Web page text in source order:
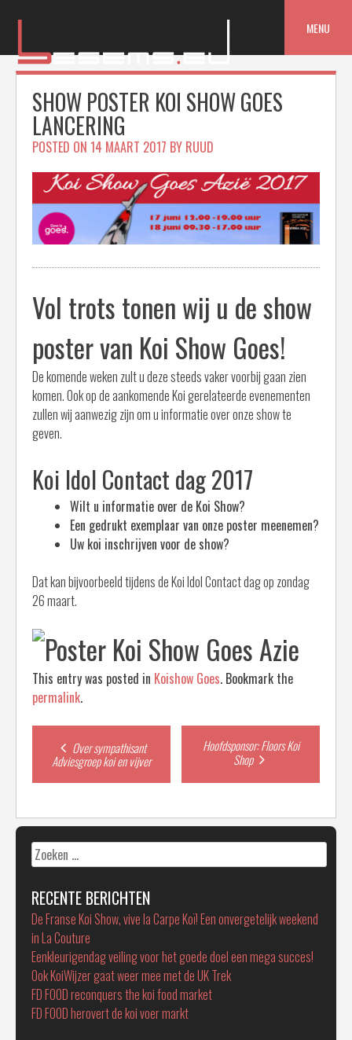
MENU
SHOW POSTER KOI SHOW GOES
LANCERING
POSTED ON 14 MAART 2017 BY RUUD
Vol trots tonen wij u de show
poster van Koi Show Goes!
De komende weken zult u deze steeds vaker voorbij gaan zien
komen. Ook op de aankomende Koi gerelateerde evenementen
zullen wij aanwezig zijn om u informatie over onze show te
geven.
Koi Idol Contact dag 2017
Wilt u informatie over de Koi Show?
Een gedrukt exemplaar van onze poster meenemen?
Uw koi inschrijven voor de show?
Dat kan bijvoorbeeld tijdens de Koi Idol Contact dag op zondag
26 maart.
This entry was posted in Koishow Goes. Bookmark the
permalink.
Post
navigation
Over sympathisant
Adviesgroep koi en vijver
Hoofdsponsor: Floors Koi
Shop
Zoeken
naar:
RECENTE BERICHTEN
De Franse Koi Show, vive la Carpe Koï! Een onvergetelijk weekend
in La Couture
Eenkleurigendag veiling voor het goede doel een mega succes!
Ook KoiWijzer gaat weer mee met de UK Trek
FD FOOD reconquers the koi food market
FD FOOD herovert de koi voer markt